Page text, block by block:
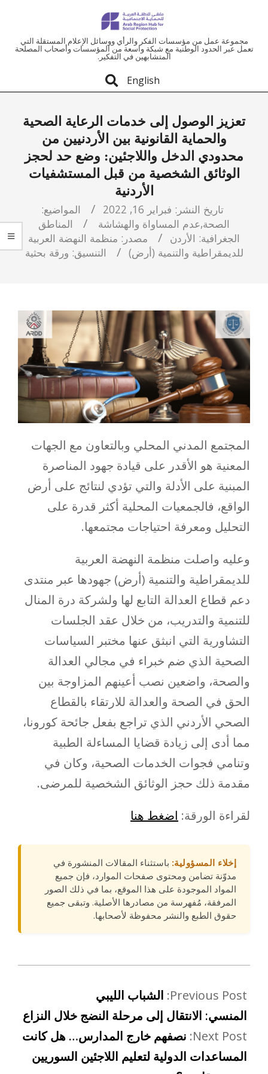
ملتقى
العربية
للحماية
الاجتماعية
مجموعة عمل من مؤسسات الفكر والرأي ووسائل الإعلام المستقلة التي
تعمل عبر الحدود الوطنية مع شبكة واسعة من المؤسسات وأصحاب المصلحة
المتشابهين في التفكير.
English
تعزيز الوصول إلى خدمات الرعاية الصحية
والحماية القانونية بين الأردنيين من
محدودي الدخل واللاجئين: وضع حد لحجز
الوثائق الشخصية من قبل المستشفيات
الأردنية
تاريخ النشر: فبراير 16, 2022
المواضيع:
الصحة,عدم المساواة والهشاشة
المناطق
الجغرافية: الأردن مصدر: منظمة النهضة العربية
للديمقراطية والتنمية (أرض)
التنسيق: ورقة بحثية
المجتمع المدني المحلي وبالتعاون مع الجهات
المعنية هو الأقدر على قيادة جهود المناصرة
المبنية على الأدلة والتي تؤدي لنتائج على أرض
الواقع، فالجمعيات المحلية أكثر قدرة على
التحليل ومعرفة احتياجات مجتمعها.
وعليه واصلت منظمة النهضة العربية
للديمقراطية والتنمية (أرض) جهودها عبر منتدى
دعم قطاع العدالة التابع لها ولشركة درة المنال
للتنمية والتدريب، من خلال عقد الجلسات
التشاورية التي انبثق عنها مختبر السياسات
الصحية الذي ضم خبراء في مجالي العدالة
والصحة، واضعين نصب أعينهم المزاوجة بين
الحق في الصحة والعدالة للارتقاء بالقطاع
الصحي الأردني الذي تراجع بفعل جائحة كورونا،
مما أدى إلى زيادة قضايا المساءلة الطبية
وتنامي فجوات الخدمات الصحية، وكان في
مقدمة ذلك حجز الوثائق الشخصية للمرضى.
لقراءة الورقة: اضغط هنا
إخلاء المسؤولية: باستثناء المقالات المنشورة في
مدوّنة تضامن ومحتوى صفحات الموارد، فإن جميع
المواد الموجودة على هذا الموقع، بما في ذلك الصور
المرفقة، مُفهرسة من مصادرها الأصلية. وتبقى جميع
حقوق الطبع والنشر محفوظة لأصحابها.
Previous Post: الشباب الليبي
المنسي: الانتقال إلى مرحلة النضج خلال النزاع
Next Post: نصفهم خارج المدارس… هل كانت
المساعدات الدولية لتعليم اللاجئين السوريين